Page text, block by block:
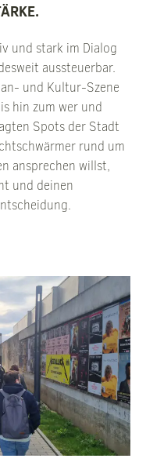
und stark im Dialog
aussteuerbar.
und Kultur-Szene
hin zum wer und
Spots der Stadt
rund um
ansprechen willst,
und deinen